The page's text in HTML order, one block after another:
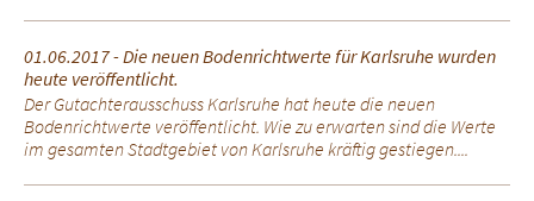
01.06.2017 - Die neuen Bodenrichtwerte für Karlsruhe wurden
heute veröffentlicht.
Der Gutachterausschuss Karlsruhe hat heute die neuen
Bodenrichtwerte veröffentlicht. Wie zu erwarten sind die Werte
im gesamten Stadtgebiet von Karlsruhe kräftig gestiegen....